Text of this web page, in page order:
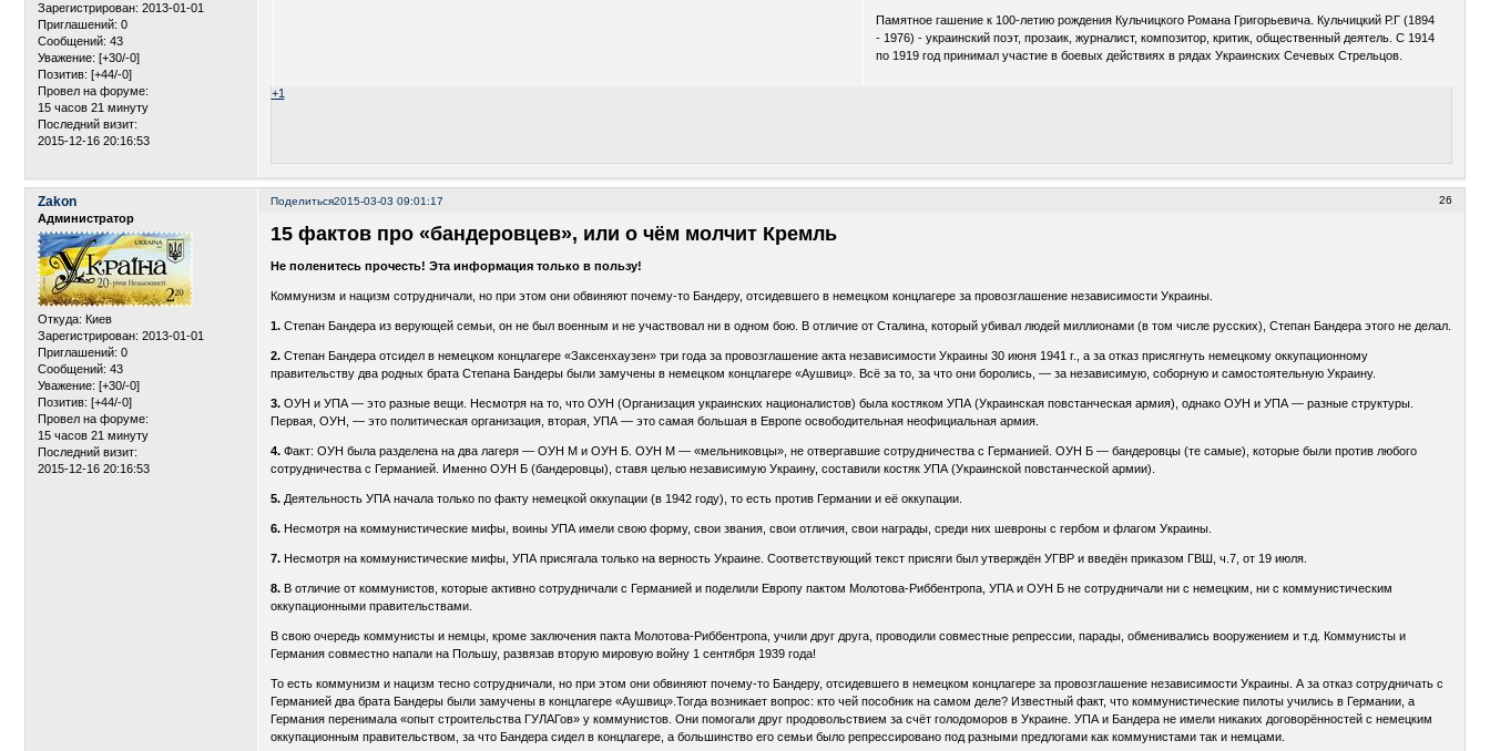
Зарегистрирован: 2013-01-01
Приглашений: 0
Сообщений: 43
Уважение: [+30/-0]
Позитив: [+44/-0]
Провел на форуме:
15 часов 21 минуту
Последний визит:
2015-12-16 20:16:53
Памятное гашение к 100-летию рождения Кульчицкого Романа Григорьевича. Кульчицкий Р.Г (1894
- 1976) - украинский поэт, прозаик, журналист, композитор, критик, общественный деятель. С 1914
по 1919 год принимал участие в боевых действиях в рядах Украинских Сечевых Стрельцов.
+1
Поделиться 26
2015-03-03 09:01:17
Zakon
Администратор
Откуда: Киев
Зарегистрирован: 2013-01-01
Приглашений: 0
Сообщений: 43
Уважение: [+30/-0]
Позитив: [+44/-0]
Провел на форуме:
15 часов 21 минуту
Последний визит:
2015-12-16 20:16:53
15 фактов про «бандеровцев», или о чём молчит Кремль
Не поленитесь прочесть! Эта информация только в пользу!
Коммунизм и нацизм сотрудничали, но при этом они обвиняют почему-то Бандеру, отсидевшего в немецком концлагере за провозглашение независимости Украины.
1.Степан Бандера из верующей семьи, он не был военным и не участвовал ни в одном бою. В отличие от Сталина, который убивал людей миллионами (в том числе русских), Степан Бандера этого не делал.
2.Степан Бандера отсидел в немецком концлагере «Заксенхаузен» три года за провозглашение акта независимости Украины 30 июня 1941 г., а за отказ присягнуть немецкому оккупационному
правительству два родных брата Степана Бандеры были замучены в немецком концлагере «Аушвиц». Всё за то, за что они боролись, — за независимую, соборную и самостоятельную Украину.
3.ОУН и УПА — это разные вещи. Несмотря на то, что ОУН (Организация украинских националистов) была костяком УПА (Украинская повстанческая армия), однако ОУН и УПА — разные структуры.
Первая, ОУН, — это политическая организация, вторая, УПА — это самая большая в Европе освободительная неофициальная армия.
4.Факт: ОУН была разделена на два лагеря — ОУН М и ОУН Б. ОУН М — «мельниковцы», не отвергавшие сотрудничества с Германией. ОУН Б — бандеровцы (те самые), которые были против любого
сотрудничества с Германией. Именно ОУН Б (бандеровцы), ставя целью независимую Украину, составили костяк УПА (Украинской повстанческой армии).
5.Деятельность УПА начала только по факту немецкой оккупации (в 1942 году), то есть против Германии и её оккупации.
6.Несмотря на коммунистические мифы, воины УПА имели свою форму, свои звания, свои отличия, свои награды, среди них шевроны с гербом и флагом Украины.
7.Несмотря на коммунистические мифы, УПА присягала только на верность Украине. Соответствующий текст присяги был утверждён УГBP и введён приказом ГВШ, ч.7, от 19 июля.
8.В отличие от коммунистов, которые активно сотрудничали с Германией и поделили Европу пактом Молотова-Риббентропа, УПА и ОУН Б не сотрудничали ни с немецким, ни с коммунистическим
оккупационными правительствами.
В свою очередь коммунисты и немцы, кроме заключения пакта Молотова-Риббентропа, учили друг друга, проводили совместные репрессии, парады, обменивались вооружением и т.д. Коммунисты и
Германия совместно напали на Польшу, развязав вторую мировую войну 1 сентября 1939 года!
То есть коммунизм и нацизм тесно сотрудничали, но при этом они обвиняют почему-то Бандеру, отсидевшего в немецком концлагере за провозглашение независимости Украины. А за отказ сотрудничать с
Германией два брата Бандеры были замучены в концлагере «Аушвиц».Тогда возникает вопрос: кто чей пособник на самом деле? Известный факт, что коммунистические пилоты учились в Германии, а
Германия перенимала «опыт строительства ГУЛАГов» у коммунистов. Они помогали друг продовольствием за счёт голодоморов в Украине. УПА и Бандера не имели никаких договорённостей с немецким
оккупационным правительством, за что Бандера сидел в концлагере, а большинство его семьи было репрессировано под разными предлогами как коммунистами так и немцами.